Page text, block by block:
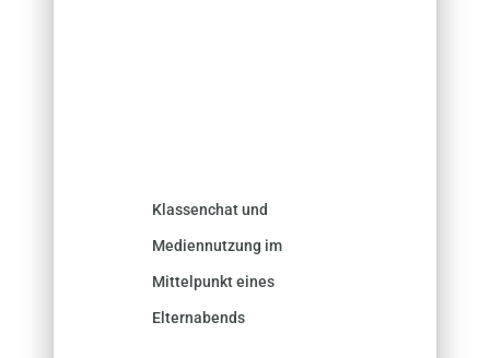
Klassenchat und
Mediennutzung im
Mittelpunkt eines
Elternabends